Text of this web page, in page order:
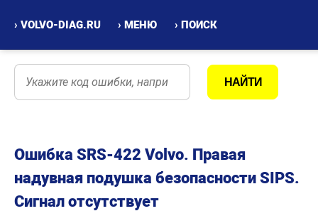
› VOLVO-DIAG.RU › МЕНЮ › ПОИСК
Ошибка SRS-422 Volvo. Правая
надувная подушка безопасности SIPS.
Сигнал отсутствует